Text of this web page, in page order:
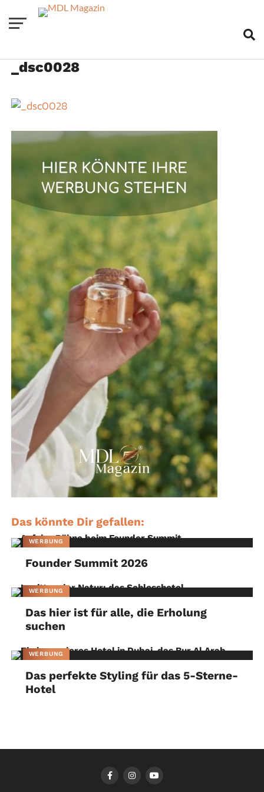
_dsc0028
Das könnte Dir gefallen:
WERBUNG
Founder Summit 2026
WERBUNG
Das hier ist für alle, die Erholung
suchen
WERBUNG
Das perfekte Styling für das 5-Sterne-
Hotel